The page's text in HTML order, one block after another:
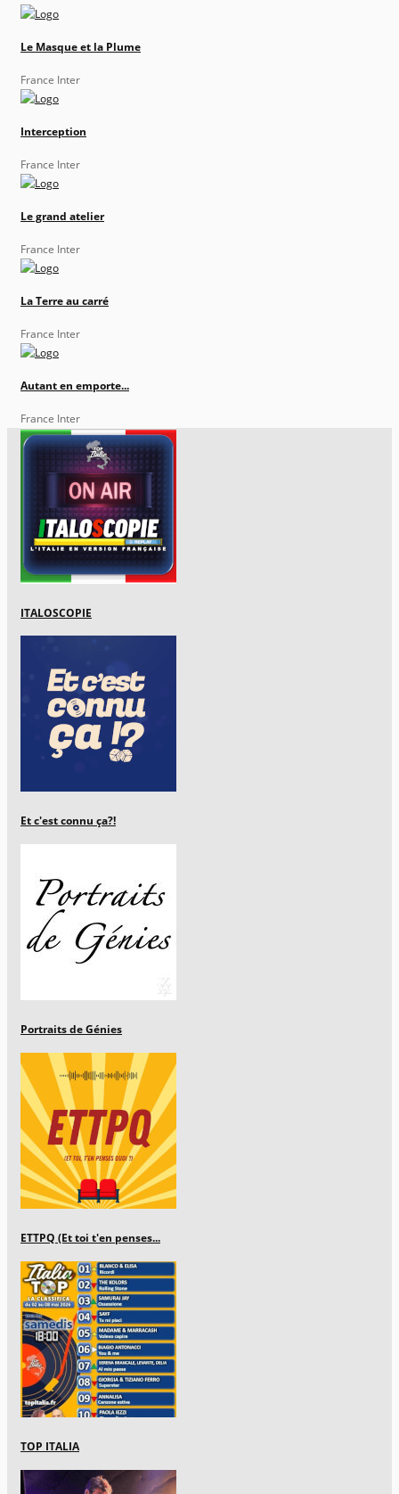
Le Masque et la Plume
France Inter
Interception
France Inter
Le grand atelier
France Inter
La Terre au carré
France Inter
Autant en emporte...
France Inter
ITALOSCOPIE
Et c'est connu ça?!
Portraits de Génies
ETTPQ (Et toi t'en penses...
TOP ITALIA